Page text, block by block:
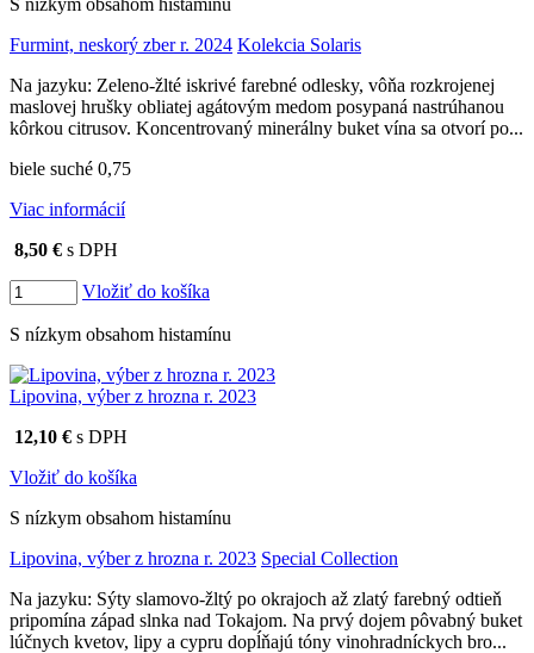
Furmint, neskorý zber r. 2024 Kolekcia Solaris
Na jazyku: Zeleno-žlté iskrivé farebné odlesky, vôňa rozkrojenej
maslovej hrušky obliatej agátovým medom posypaná nastrúhanou
kôrkou citrusov. Koncentrovaný minerálny buket vína sa otvorí po...
biele suché 0,75
Viac informácií
8,50 € s DPH
Vložiť do košíka
S nízkym obsahom histamínu
Lipovina, výber z hrozna r. 2023
12,10 € s DPH
Vložiť do košíka
S nízkym obsahom histamínu
Lipovina, výber z hrozna r. 2023 Special Collection
Na jazyku: Sýty slamovo-žltý po okrajoch až zlatý farebný odtieň
pripomína západ slnka nad Tokajom. Na prvý dojem pôvabný buket
lúčnych kvetov, lipy a cypru dopĺňajú tóny vinohradníckych bro...